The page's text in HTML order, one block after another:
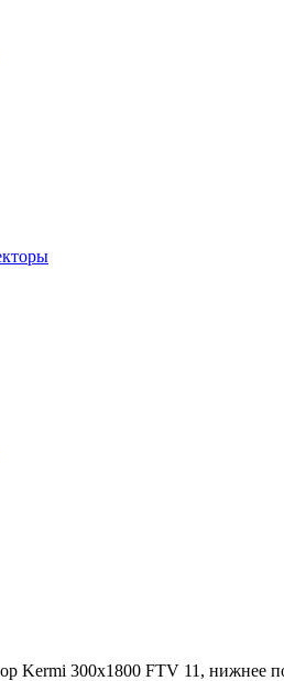
Kermi 300х1800 FTV 11, нижнее